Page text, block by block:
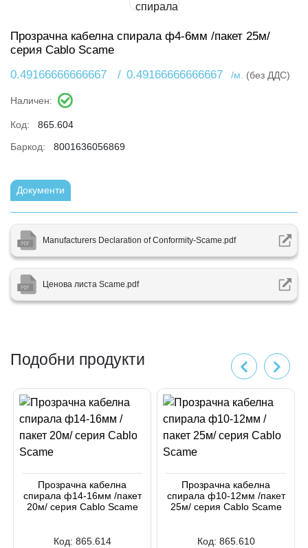
Прозрачна кабелна спирала ф4-6мм /пакет 25м/
серия Cablo Scame
0.49166666666667
/
0.49166666666667 /м. (без ДДС)
Наличен:
Код:
865.604
Баркод:
8001636056869
Документи
Manufacturers Declaration of Conformity-Scame.pdf
Ценова листа Scame.pdf
Подобни продукти
Прозрачна кабелна
спирала ф14-16мм /пакет
20м/ серия Cablo Scame
Код: 865.614
Прозрачна кабелна
спирала ф10-12мм /пакет
25м/ серия Cablo Scame
Код: 865.610